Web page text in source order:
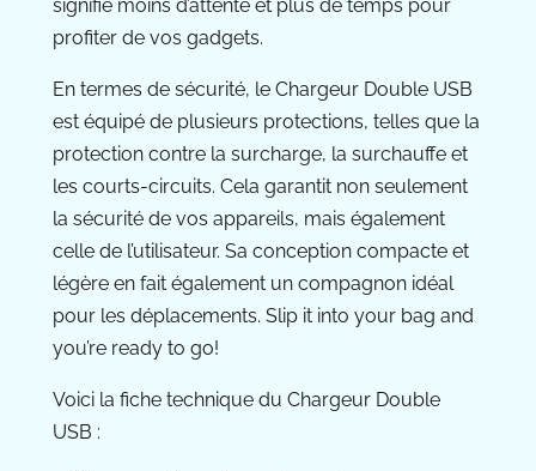
signifie moins d’attente et plus de temps pour
profiter de vos gadgets.
En termes de sécurité, le Chargeur Double USB
est équipé de plusieurs protections, telles que la
protection contre la surcharge, la surchauffe et
les courts-circuits. Cela garantit non seulement
la sécurité de vos appareils, mais également
celle de l’utilisateur. Sa conception compacte et
légère en fait également un compagnon idéal
pour les déplacements. Slip it into your bag and
you’re ready to go!
Voici la fiche technique du Chargeur Double
USB :